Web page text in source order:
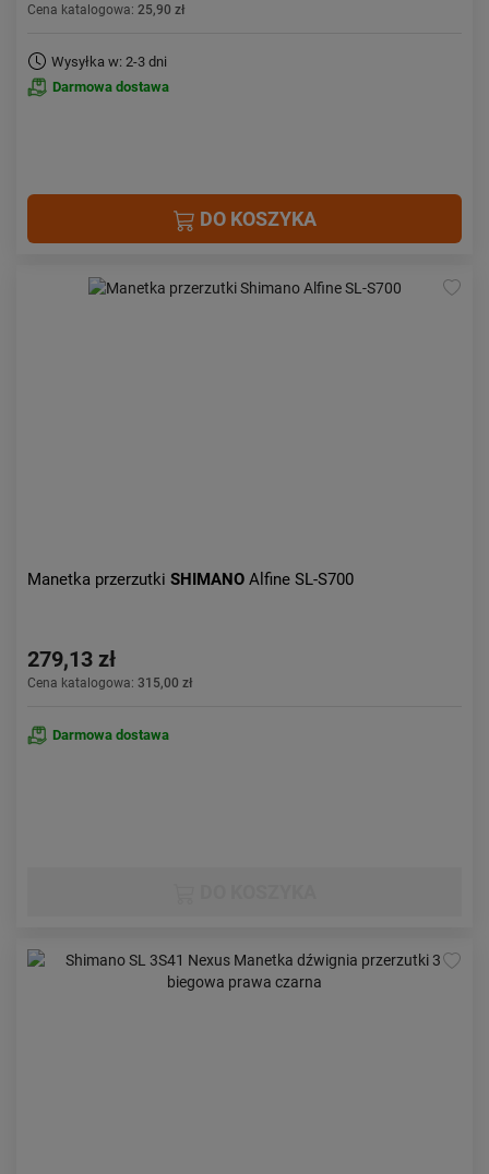
Cena katalogowa: 25,90 zł
Wysyłka w: 2-3 dni
Darmowa dostawa
DO KOSZYKA
Manetka przerzutki SHIMANO Alfine SL-S700
279,13 zł
Cena katalogowa: 315,00 zł
Darmowa dostawa